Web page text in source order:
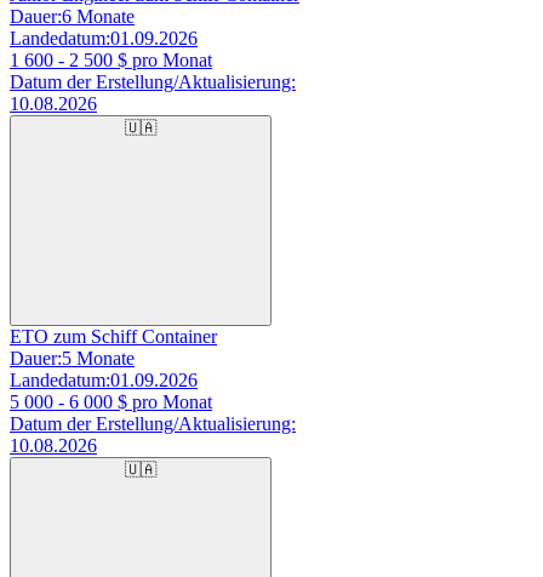
Dauer:6 Monate
Landedatum:01.09.2026
1 600 - 2 500 $ pro Monat
Datum der Erstellung/Aktualisierung:
10.08.2026
🇺🇦
ETO zum Schiff Container
Dauer:5 Monate
Landedatum:01.09.2026
5 000 - 6 000 $ pro Monat
Datum der Erstellung/Aktualisierung:
10.08.2026
🇺🇦